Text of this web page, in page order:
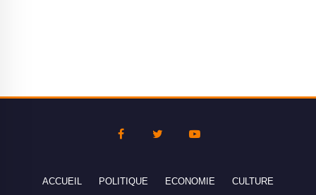
ACCUEIL POLITIQUE ECONOMIE CULTURE